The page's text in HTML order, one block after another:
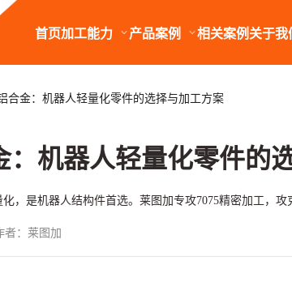
首页加工能力 产品案例 相关案例 关于我
合金：机器人轻量化零件的选择与加工方案
：机器人轻量化零件的
，是机器人结构件首选。莱图加专攻7075精密加工，
者：莱图加